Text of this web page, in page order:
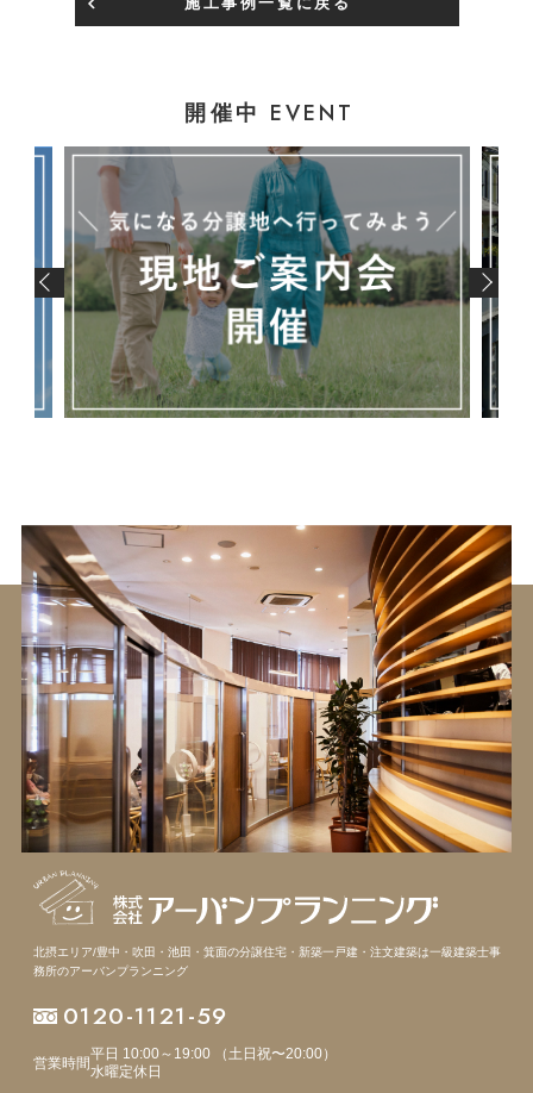
開催中 EVENT
北摂エリア/豊中・吹田・池田・箕面の分譲住宅・新築一戸建・注文建築は一級建築士事
務所のアーバンプランニング
0120-1121-59
営業時間
平日 10:00～19:00 （土日祝〜20:00）
水曜定休日